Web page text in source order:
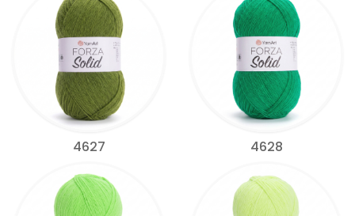
4627 4628